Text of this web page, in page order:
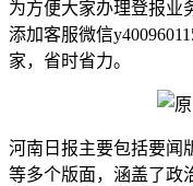
为方便大家办理登报业
添加客服微信
家，省时省力。
河南日报主要包括要闻
等多个版面，涵盖了政